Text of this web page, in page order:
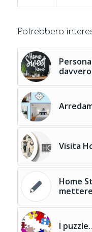
Potrebbero
Visita
Home
mettere
I